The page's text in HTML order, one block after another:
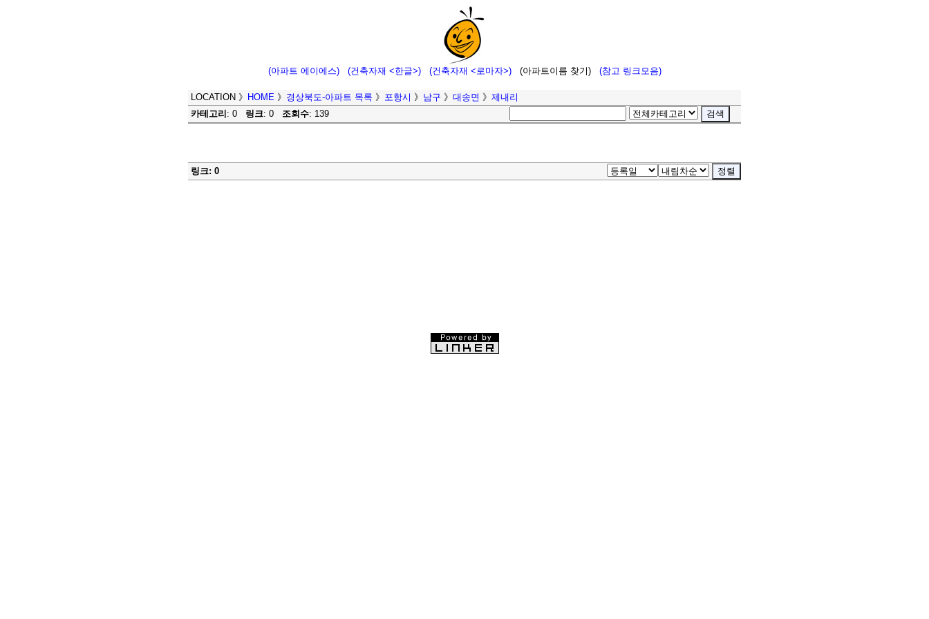
(아파트 에이에스) (건축자재 <한글>) (건축자재 <로마자>) (아파트이름 찾기) (참고 링크모음)
LOCATION 》 HOME 》 경상북도-아파트 목록 》 포항시 》 남구 》 대송면 》 제내리
카테고리 : 0 링크: 0 조회수: 139
링크: 0